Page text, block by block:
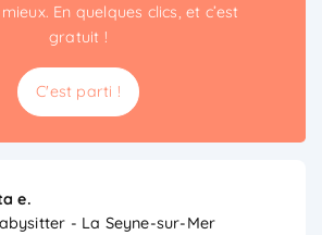
En quelques clics, et c’est
gratuit !
C'est parti !
e.
- La Seyne-sur-Mer